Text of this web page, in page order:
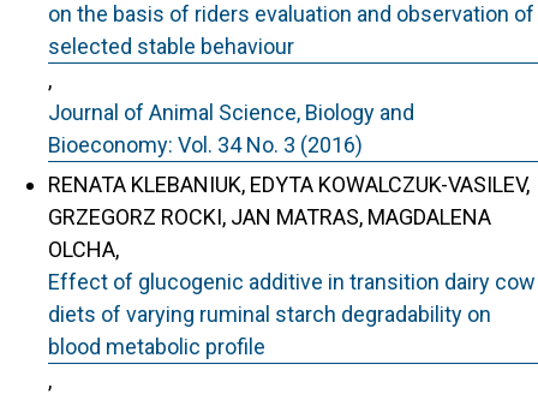
on the basis of riders evaluation and observation of
selected stable behaviour
,
Journal of Animal Science, Biology and
Bioeconomy: Vol. 34 No. 3 (2016)
RENATA KLEBANIUK, EDYTA KOWALCZUK-VASILEV,
GRZEGORZ ROCKI, JAN MATRAS, MAGDALENA
OLCHA,
Effect of glucogenic additive in transition dairy cow
diets of varying ruminal starch degradability on
blood metabolic profile
,